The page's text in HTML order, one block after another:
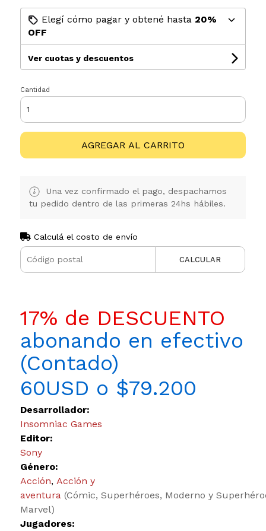
Elegí cómo pagar y obtené hasta 20%
OFF
Ver cuotas y descuentos
Cantidad
AGREGAR AL CARRITO
Una vez confirmado el pago, despachamos
tu pedido dentro de las primeras 24hs hábiles.
Calculá el costo de envío
CALCULAR
17% de DESCUENTO
abonando en efectivo
(Contado)
60USD o $79.200
Desarrollador:
Insomniac Games
Editor:
Sony
Género:
Acción, Acción y
aventura (Cómic, Superhéroes, Moderno y
Marvel)
Jugadores: